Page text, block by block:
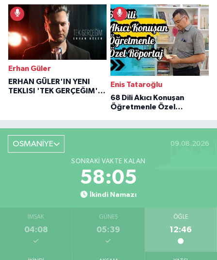
İlham Veren Hikâyeler
Erhan Güler
ERHAN GÜLER'IN YENI
TEKLISI 'TEK GERÇEĞIM'LE
Enis Tataroğlu
68 Dili Akıcı Konuşan
Öğretmenle Özel
OSMANİYE 09.08.2026
SONRAKI VAKTE KALAN
58:04
İkindi Namazı
İMSAK
04:08
GÜNEŞ
05:39
ÖĞLE
12:46